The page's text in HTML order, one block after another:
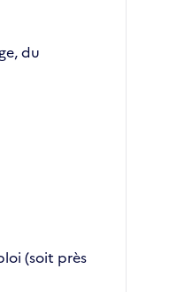
du
(soit près